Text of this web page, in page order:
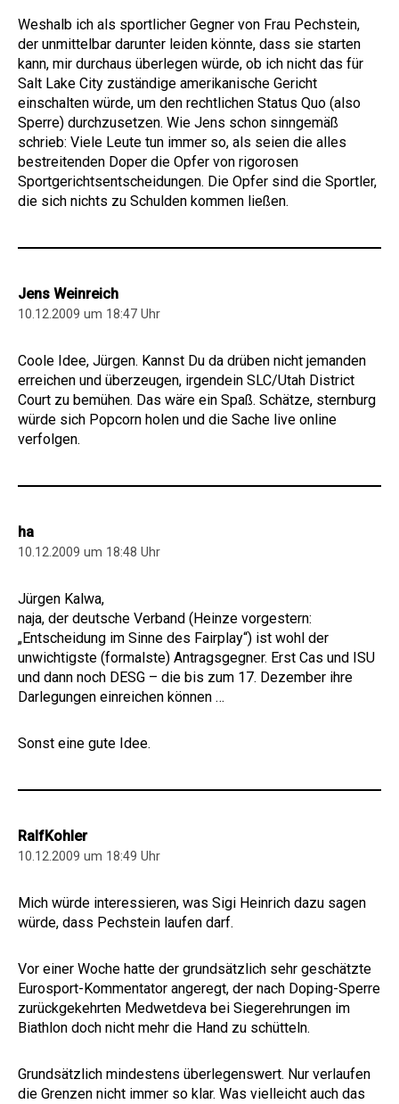
Weshalb ich als sportlicher Gegner von Frau Pechstein,
der unmittelbar darunter leiden könnte, dass sie starten
kann, mir durchaus überlegen würde, ob ich nicht das für
Salt Lake City zuständige amerikanische Gericht
einschalten würde, um den rechtlichen Status Quo (also
Sperre) durchzusetzen. Wie Jens schon sinngemäß
schrieb: Viele Leute tun immer so, als seien die alles
bestreitenden Doper die Opfer von rigorosen
Sportgerichtsentscheidungen. Die Opfer sind die Sportler,
die sich nichts zu Schulden kommen ließen.
Jens Weinreich
10.12.2009 um 18:47 Uhr
Coole Idee, Jürgen. Kannst Du da drüben nicht jemanden
erreichen und überzeugen, irgendein SLC/Utah District
Court zu bemühen. Das wäre ein Spaß. Schätze, sternburg
würde sich Popcorn holen und die Sache live online
verfolgen.
ha
10.12.2009 um 18:48 Uhr
Jürgen Kalwa,
naja, der deutsche Verband (Heinze vorgestern:
„Entscheidung im Sinne des Fairplay“) ist wohl der
unwichtigste (formalste) Antragsgegner. Erst Cas und ISU
und dann noch DESG – die bis zum 17. Dezember ihre
Darlegungen einreichen können …
Sonst eine gute Idee.
RalfKohler
10.12.2009 um 18:49 Uhr
Mich würde interessieren, was Sigi Heinrich dazu sagen
würde, dass Pechstein laufen darf.
Vor einer Woche hatte der grundsätzlich sehr geschätzte
Eurosport-Kommentator angeregt, der nach Doping-Sperre
zurückgekehrten Medwetdeva bei Siegerehrungen im
Biathlon doch nicht mehr die Hand zu schütteln.
Grundsätzlich mindestens überlegenswert. Nur verlaufen
die Grenzen nicht immer so klar. Was vielleicht auch das